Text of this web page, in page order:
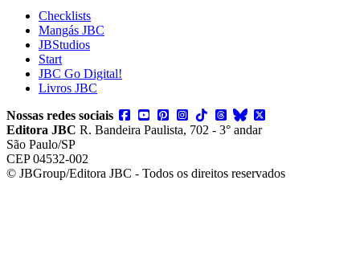
Checklists
Mangás JBC
JBStudios
Start
JBC Go Digital!
Livros JBC
Nossas redes sociais
Editora JBC R. Bandeira Paulista, 702 - 3° andar
São Paulo/SP
CEP 04532-002
© JBGroup/Editora JBC - Todos os direitos reservados